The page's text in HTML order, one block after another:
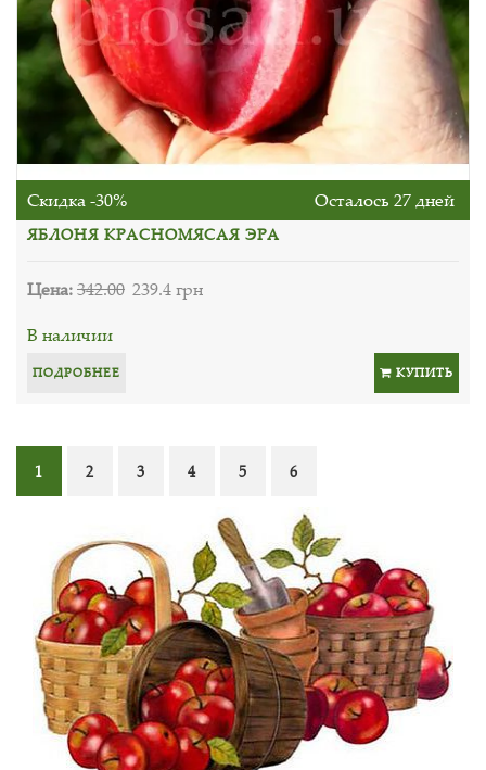
Скидка -30% Осталось 27 дней
ЯБЛОНЯ КРАСНОМЯСАЯ ЭРА
Цена:342.00 239.4 грн
В наличии
ПОДРОБНЕЕ КУПИТЬ
1 2 3 4 5 6